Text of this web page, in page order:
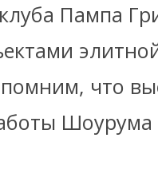
Пампа
что